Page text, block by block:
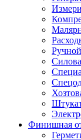
Финишная